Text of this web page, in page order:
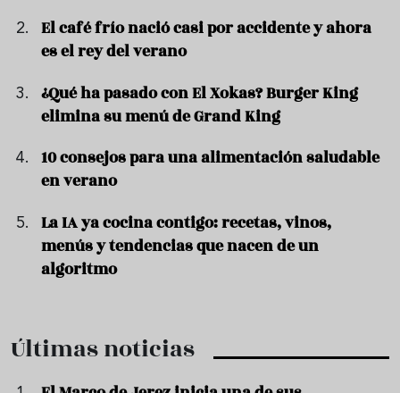
El café frío nació casi por accidente y ahora
es el rey del verano
¿Qué ha pasado con El Xokas? Burger King
elimina su menú de Grand King
10 consejos para una alimentación saludable
en verano
La IA ya cocina contigo: recetas, vinos,
menús y tendencias que nacen de un
algoritmo
Últimas noticias